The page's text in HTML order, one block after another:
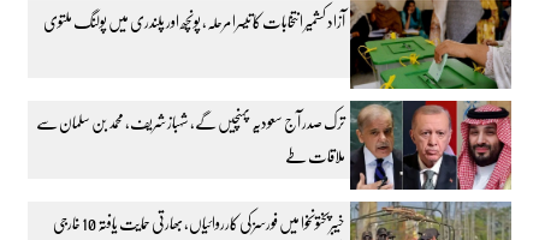
آزاد کشمیر انتخابات کا تیسرا مرحلہ، پونچھ اور پلندری میں پولنگ ملتوی
ترک صدر آج سعودیہ پہنچیں گے، شہباز شریف، محمد بن سلمان سے
ملاقات طے
خیبرپختونخوا میں فورسز کی کارروائیاں، بھارتی حمایت یافتہ 10 خارجی